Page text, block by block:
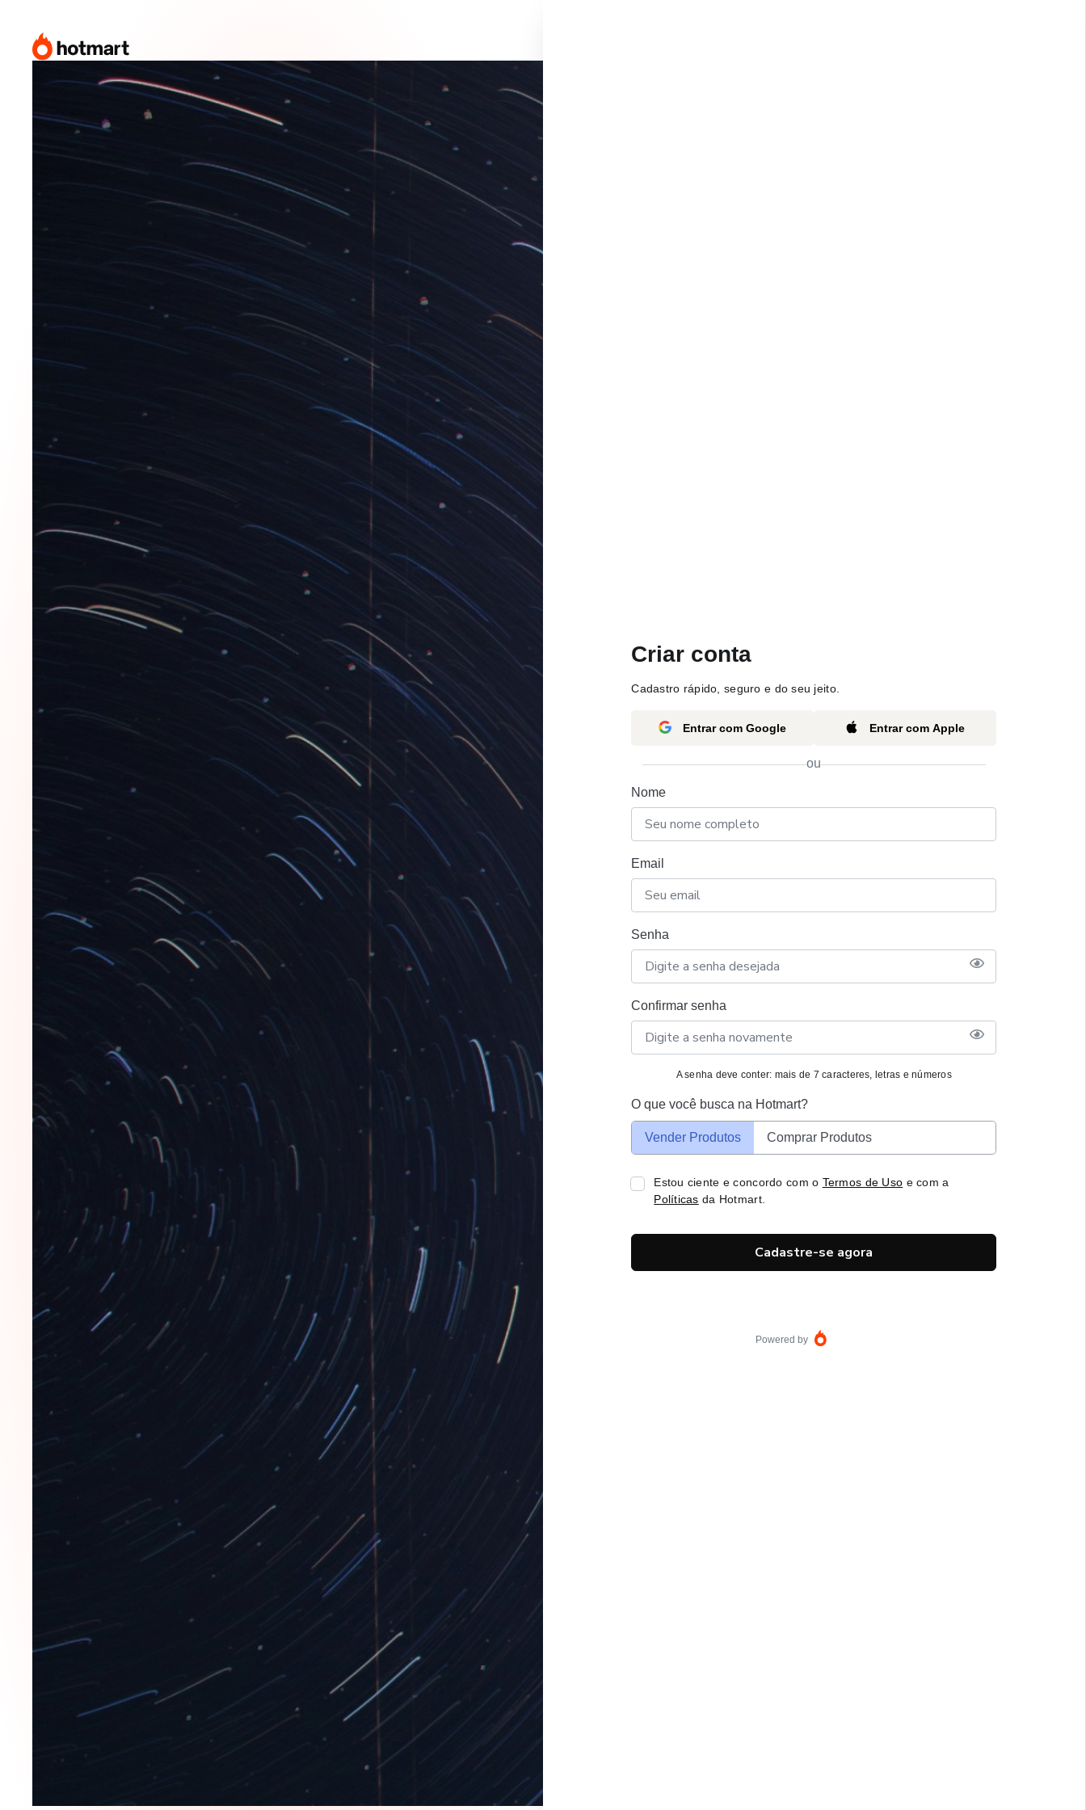
Criar conta
Cadastro rápido, seguro e do seu jeito.
Entrar com Google Entrar com Apple
ou
Nome
Email
Senha
Confirmar senha
A senha deve conter: mais de 7 caracteres, letras e números
O que você busca na Hotmart?
Vender Produtos Comprar Produtos
Estou ciente e concordo com o Termos de Uso e com a
Políticas da Hotmart.
Cadastre-se agora
Powered by